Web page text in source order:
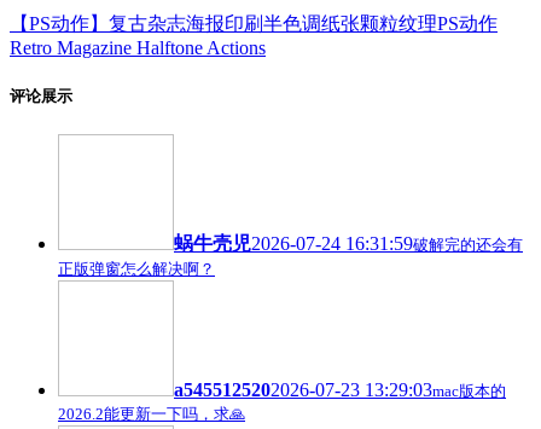
【PS动作】复古杂志海报印刷半色调纸张颗粒纹理PS动作
Retro Magazine Halftone Actions
评论展示
蜗牛壳児2026-07-24 16:31:59破解完的还会有
正版弹窗怎么解决啊？
a5455125202026-07-23 13:29:03mac版本的
2026.2能更新一下吗，求🙏